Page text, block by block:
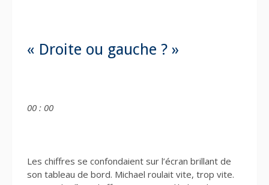
« Droite ou gauche ? »
00 : 00
Les chiffres se confondaient sur l’écran brillant de
son tableau de bord. Michael roulait vite, trop vite.